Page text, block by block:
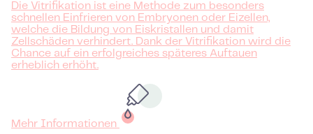
Die Vitrifikation ist eine Methode zum besonders
schnellen Einfrieren von Embryonen oder Eizellen,
welche die Bildung von Eiskristallen und damit
Zellschäden verhindert. Dank der Vitrifikation wird die
Chance auf ein erfolgreiches späteres Auftauen
erheblich erhöht.
Mehr Informationen